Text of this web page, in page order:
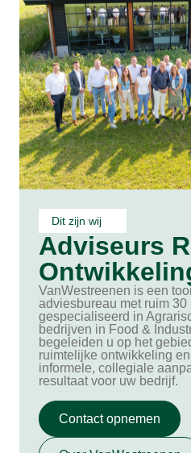
Dit zijn wij
Adviseurs
VanWestreenen is een
adviesbureau met ruim 30
gespecialiseerd in
bedrijven in Food &
begeleiden u op het
ruimtelijke ontwikkeling
informele, collegiale
resultaat voor uw bedrijf.
Contact opnemen